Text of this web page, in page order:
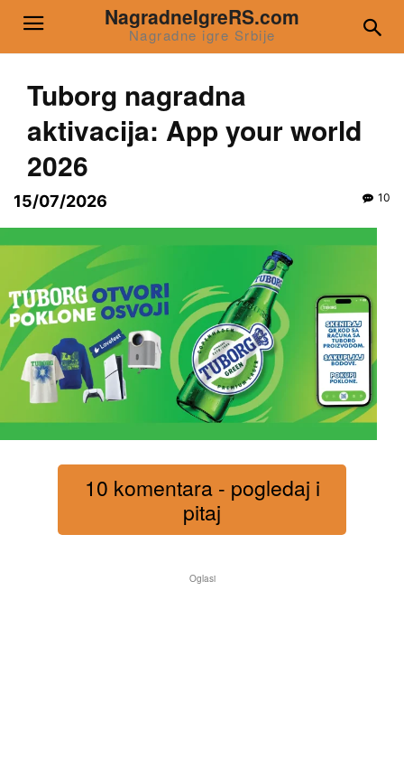
NagradneIgreRS.com
Nagradne igre Srbije
Tuborg nagradna
aktivacija: App your world
2026
15/07/2026 10
10 komentara - pogledaj i
pitaj
Oglasi